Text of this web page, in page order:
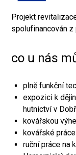
Projekt
spolufinancován
co u nás
plně funkční
expozici k
hutnictví v
kovářskou
kovářské
ruční práce na